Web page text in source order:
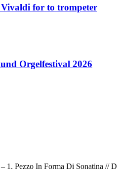
for to trompeter
Orgelfestival 2026
1. Pezzo In Forma Di Sonatina //